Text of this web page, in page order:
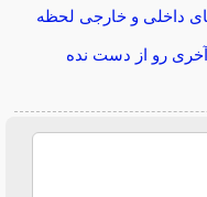
داخلی و خارجی لحظه
آخری رو از دست نده